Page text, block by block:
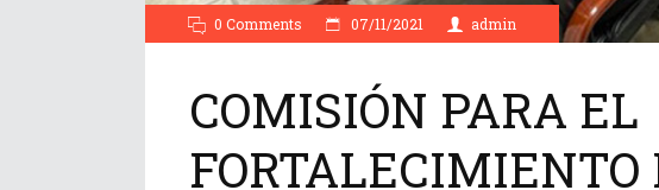
0 Comments 07/11/2021 admin
COMISIÓN PARA EL
FORTALECIMIENTO